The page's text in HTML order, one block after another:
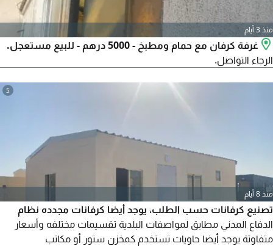
منذ 3 أيام
غرفة كرفان مع حمام ومطبخ - 5000 درهم - للبيع مستعجل.
الرجاء التواصل.
5
منذ 8 أيام
تصنيع كرفانات حسب الطلب، يوجد أيضا كرفانات مجدده نظام
الدفاع المدني مطابق لمواصفات البلدية تقسيمات مختلفه وأسعار
متفاوتة يوجد أيضا حاويات تستخدم كمخزن ستور أو مكاتب